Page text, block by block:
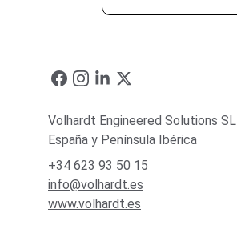
Volhardt Engineered Solutions SL
España y Península Ibérica
+34 623 93 50 15
info@volhardt.es
www.volhardt.es